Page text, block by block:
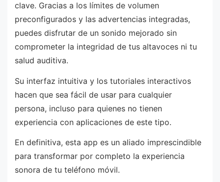
clave. Gracias a los límites de volumen
preconfigurados y las advertencias integradas,
puedes disfrutar de un sonido mejorado sin
comprometer la integridad de tus altavoces ni tu
salud auditiva.
Su interfaz intuitiva y los tutoriales interactivos
hacen que sea fácil de usar para cualquier
persona, incluso para quienes no tienen
experiencia con aplicaciones de este tipo.
En definitiva, esta app es un aliado imprescindible
para transformar por completo la experiencia
sonora de tu teléfono móvil.